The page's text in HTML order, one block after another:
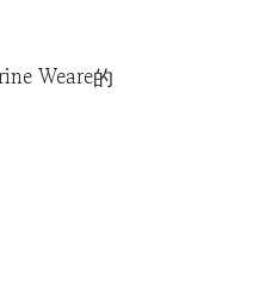
Weare的